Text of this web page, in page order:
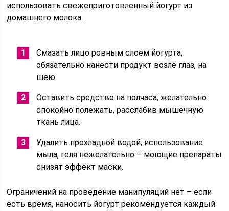
использовать свежеприготовленный йогурт из
домашнего молока.
Смазать лицо ровным слоем йогурта,
обязательно нанести продукт возле глаз, на
шею.
Оставить средство на полчаса, желательно
спокойно полежать, расслабив мышечную
ткань лица.
Удалить прохладной водой, использование
мыла, геля нежелательно – моющие препараты
снизят эффект маски.
Ограничений на проведение манипуляций нет – если
есть время, наносить йогурт рекомендуется каждый